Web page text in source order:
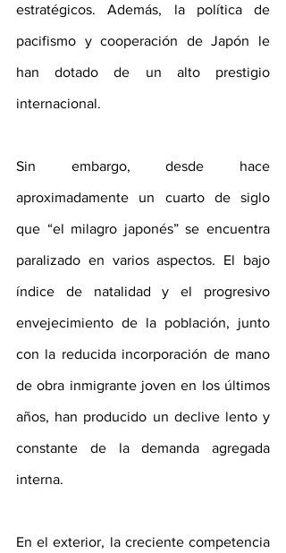
estratégicos. Además, la política de
pacifismo y cooperación de Japón le
han dotado de un alto prestigio
internacional.
Sin embargo, desde hace
aproximadamente un cuarto de siglo
que “el milagro japonés” se encuentra
paralizado en varios aspectos. El bajo
índice de natalidad y el progresivo
envejecimiento de la población, junto
con la reducida incorporación de mano
de obra inmigrante joven en los últimos
años, han producido un declive lento y
constante de la demanda agregada
interna.
En el exterior, la creciente competencia